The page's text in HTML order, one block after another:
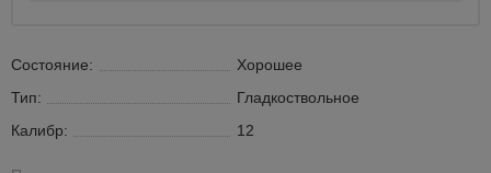
Состояние:
Хорошее
Тип:
Гладкоствольное
Калибр:
12